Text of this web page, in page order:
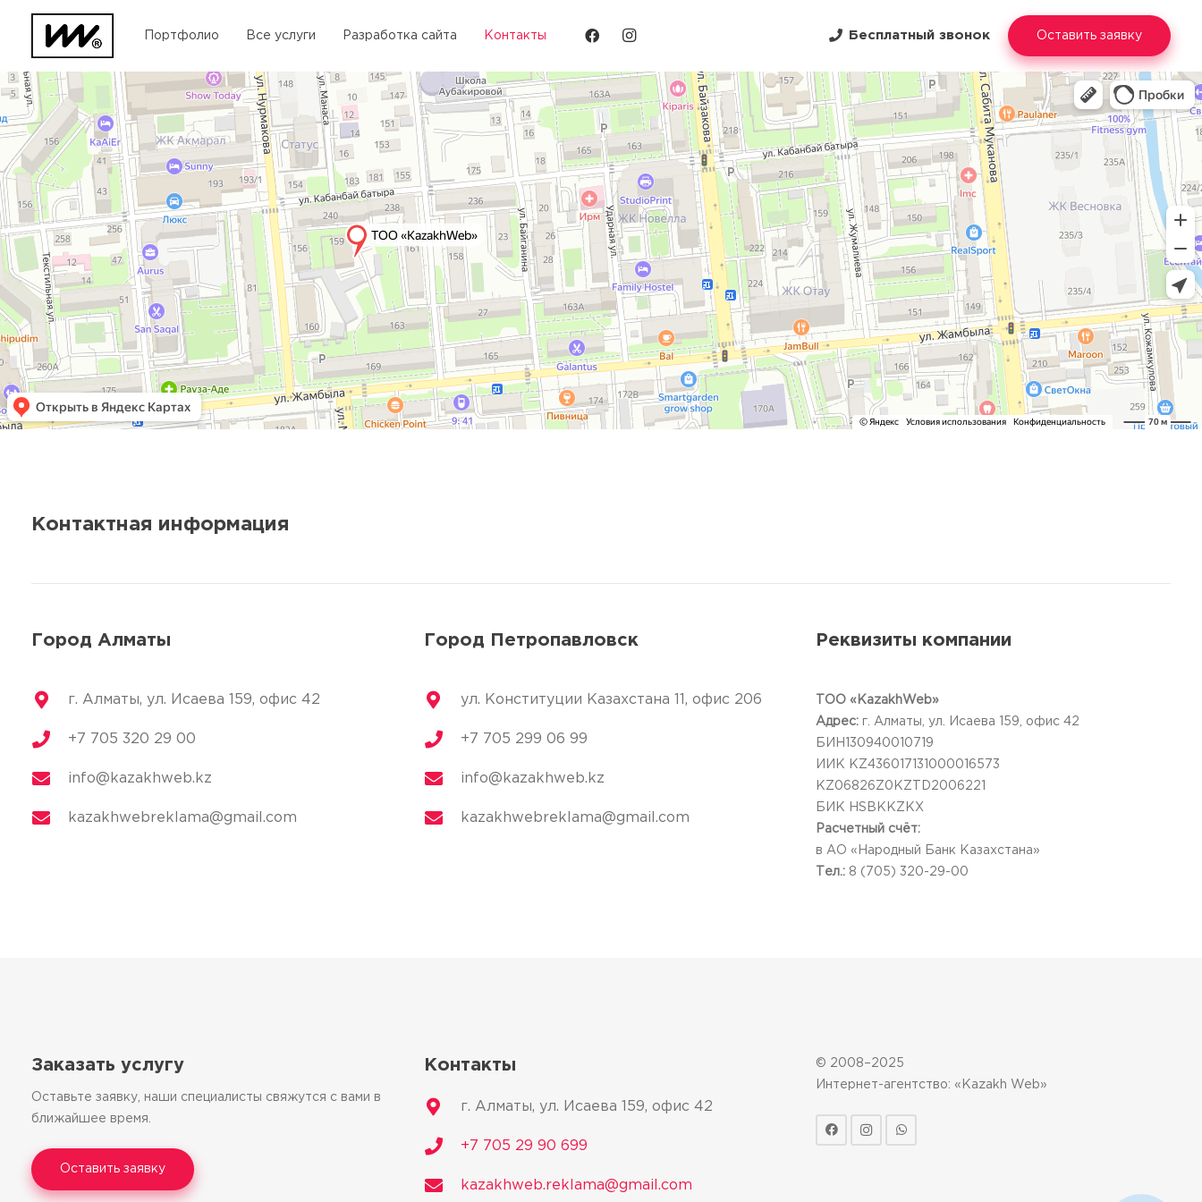
Портфолио Все услуги Разработка сайта Контакты Бесплатный звонок Оставить заявку
Контактная информация
Город Алматы
г. Алматы, ул. Исаева 159, офис 42
+7 705 320 29 00
info@kazakhweb.kz
kazakhwebreklama@gmail.com
Город Петропавловск
ул. Конституции Казахстана 11, офис 206
+7 705 299 06 99
info@kazakhweb.kz
kazakhwebreklama@gmail.com
Реквизиты компании
ТОО «KazakhWeb»
Адрес: г. Алматы, ул. Исаева 159, офис 42
БИН130940010719
ИИК KZ436017131000016573
KZ06826Z0KZTD2006221
БИК HSBKKZKX
Расчетный счёт:
в АО «Народный Банк Казахстана»
Тел.: 8 (705) 320-29-00
Заказать услугу
Оставьте заявку, наши специалисты свяжутся с вами в
ближайшее время.
Оставить заявку
Контакты
г. Алматы, ул. Исаева 159, офис 42
+7 705 29 90 699
kazakhweb.reklama@gmail.com
© 2008–2025
Интернет-агентство: «Kazakh Web»
Нажимая кнопку "Перезвоните мне", я
даю согласие на обработку моих
соответствии с
политикой обработки
персональных данных.